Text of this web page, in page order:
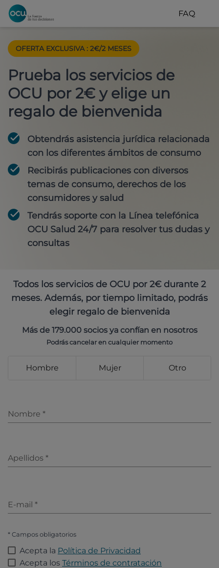
FAQ
OFERTA EXCLUSIVA : 2€/2 MESES
Prueba los servicios de
OCU por 2€ y elige un
regalo de bienvenida
Obtendrás asistencia jurídica relacionada
con los diferentes ámbitos de consumo
Recibirás publicaciones con diversos
temas de consumo, derechos de los
consumidores y salud
Tendrás soporte con la Línea telefónica
OCU Salud 24/7 para resolver tus dudas y
consultas
Todos los servicios de OCU por 2€ durante 2
meses. Además, por tiempo limitado, podrás
elegir regalo de bienvenida
Más de 179.000 socios ya confían en nosotros
Podrás cancelar en cualquier momento
Hombre Mujer Otro
Nombre *
Apellidos *
E-mail *
* Campos obligatorios
Acepta la Política de Privacidad
Acepta los Términos de contratación